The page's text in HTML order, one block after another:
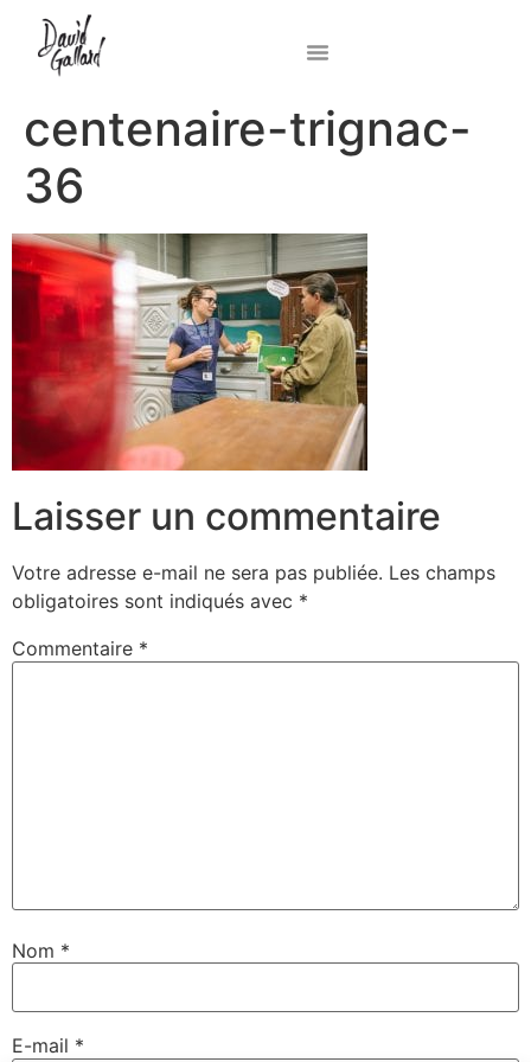
centenaire-trignac-
36
Laisser un commentaire
Votre adresse e-mail ne sera pas publiée. Les champs
obligatoires sont indiqués avec *
Commentaire *
Nom *
E-mail *